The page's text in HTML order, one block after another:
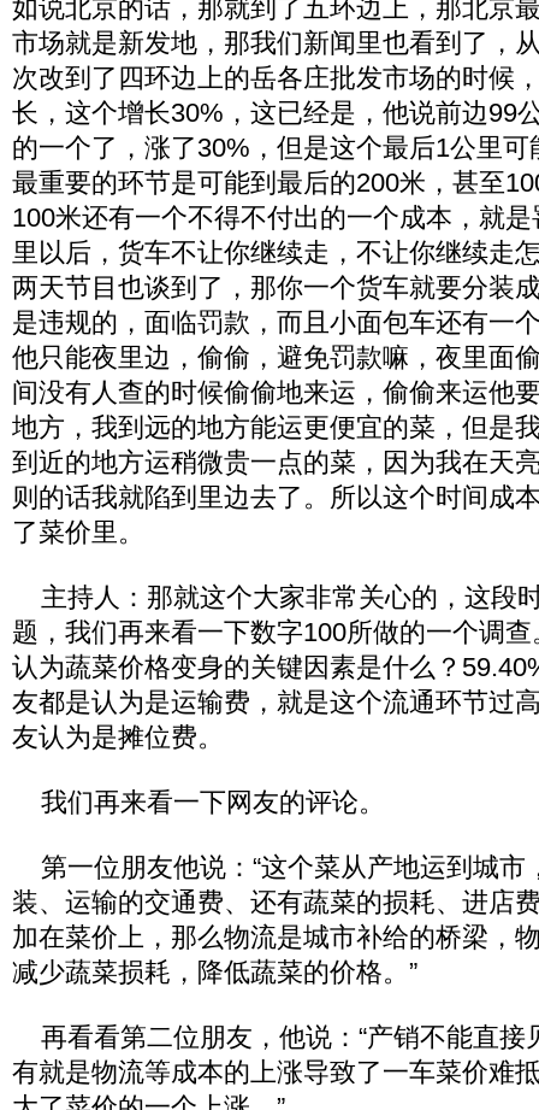
如说北京的话，那就到了五环边上，那北京
市场就是新发地，那我们新闻里也看到了，
次改到了四环边上的岳各庄批发市场的时候
长，这个增长30%，这已经是，他说前边99
的一个了，涨了30%，但是这个最后1公里
最重要的环节是可能到最后的200米，甚至
100米还有一个不得不付出的一个成本，就
里以后，货车不让你继续走，不让你继续走
两天节目也谈到了，那你一个货车就要分装
是违规的，面临罚款，而且小面包车还有一
他只能夜里边，偷偷，避免罚款嘛，夜里面
间没有人查的时候偷偷地来运，偷偷来运他
地方，我到远的地方能运更便宜的菜，但是
到近的地方运稍微贵一点的菜，因为我在天
则的话我就陷到里边去了。所以这个时间成
了菜价里。
主持人：那就这个大家非常关心的，这段
题，我们再来看一下数字100所做的一个调
认为蔬菜价格变身的关键因素是什么？
友都是认为是运输费，就是这个流通环节过
友认为是摊位费。
我们再来看一下网友的评论。
第一位朋友他说：“这个菜从产地运到城市
装、运输的交通费、还有蔬菜的损耗、进店
加在菜价上，那么物流是城市补给的桥梁，
减少蔬菜损耗，降低蔬菜的价格。”
再看看第二位朋友，他说：“产销不能直接
有就是物流等成本的上涨导致了一车菜价难